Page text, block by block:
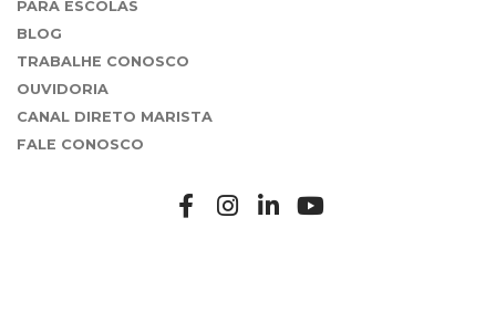
PARA ESCOLAS
BLOG
TRABALHE CONOSCO
OUVIDORIA
CANAL DIRETO MARISTA
FALE CONOSCO